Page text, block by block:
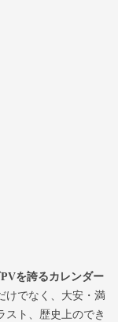
PVを誇るカレンダー
けでなく、大安・満
スト、歴史上のでき